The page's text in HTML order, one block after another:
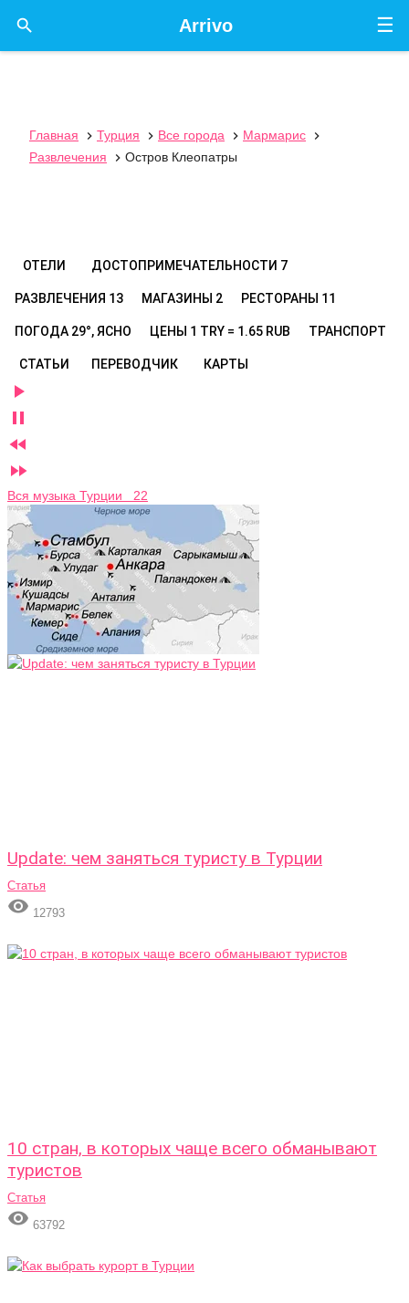
☰
Arrivo

Главная  Турция  Все города  Мармарис

Развлечения
 Остров Клеопатры
ОТЕЛИ ДОСТОПРИМЕЧАТЕЛЬНОСТИ 7
РАЗВЛЕЧЕНИЯ 13 МАГАЗИНЫ 2 РЕСТОРАНЫ 11
ПОГОДА 29°, ЯСНО ЦЕНЫ 1 TRY = 1.65 RUB ТРАНСПОРТ
СТАТЬИ ПЕРЕВОДЧИК КАРТЫ




Вся музыка Турции 22
Update: чем заняться туристу в Турции
Статья
 12793
10 стран, в которых чаще всего обманывают
туристов
Статья
 63792